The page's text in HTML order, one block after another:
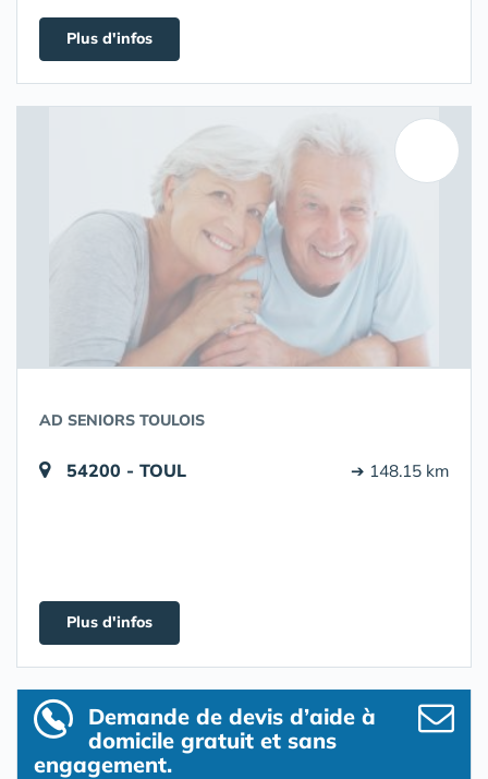
Plus d'infos
AD SENIORS TOULOIS
54200 - TOUL ➔ 148.15 km
Plus d'infos
Demande de devis d’aide à
domicile gratuit et sans
engagement.